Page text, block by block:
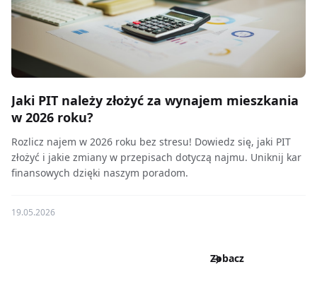
Jaki PIT należy złożyć za wynajem mieszkania
w 2026 roku?
Rozlicz najem w 2026 roku bez stresu! Dowiedz się, jaki PIT
złożyć i jakie zmiany w przepisach dotyczą najmu. Uniknij kar
finansowych dzięki naszym poradom.
19.05.2026
Zobacz